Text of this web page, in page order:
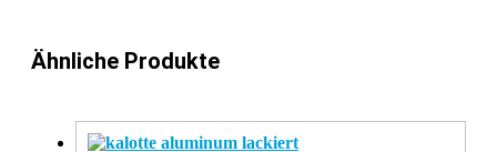
Ähnliche Produkte